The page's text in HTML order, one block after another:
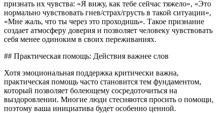
признать их чувства: «Я вижу, как тебе сейчас тяжело», «Это
нормально чувствовать гнев/страх/грусть в такой ситуации»,
«Мне жаль, что ты через это проходишь». Такое признание
создает атмосферу доверия и позволяет человеку чувствовать
себя менее одиноким в своих переживаниях.
## Практическая помощь: Действия важнее слов
Хотя эмоциональная поддержка критически важна,
практическая помощь часто становится тем фундаментом,
который позволяет болеющему сосредоточиться на
выздоровлении. Многие люди стесняются просить о помощи,
поэтому ваша инициатива будет особенно ценной.